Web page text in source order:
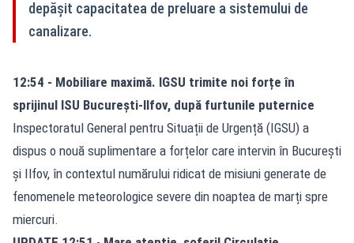
depășit capacitatea de preluare a sistemului de
canalizare.
12:54 - Mobiliare maximă. IGSU trimite noi forțe în
sprijinul ISU București-Ilfov, după furtunile puternice
Inspectoratul General pentru Situații de Urgență (IGSU) a
dispus o nouă suplimentare a forțelor care intervin în București
și Ilfov, în contextul numărului ridicat de misiuni generate de
fenomenele meteorologice severe din noaptea de marți spre
miercuri.